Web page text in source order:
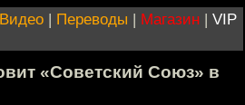
Видео | Переводы | Магазин | VIP
«Советский Союз» в